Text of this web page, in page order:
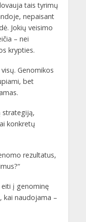
tais tyrimų
nepaisant
Jokių veisimo
– nei
krypties.
Genomikos
bet
strategiją,
konkretų
rezultatus,
į genominę
kai naudojama –